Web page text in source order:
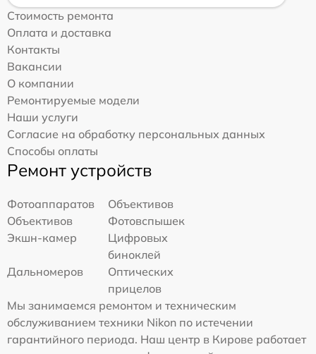
Стоимость ремонта
Оплата и доставка
Контакты
Вакансии
О компании
Ремонтируемые модели
Наши услуги
Согласие на обработку персональных данных
Способы оплаты
Ремонт устройств
Фотоаппаратов
Объективов
Объективов
Фотовспышек
Экшн-камер
Цифровых
биноклей
Дальномеров
Оптических
прицелов
Мы занимаемся ремонтом и техническим
обслуживанием техники Nikon по истечении
гарантийного периода. Наш центр в Кирове работает